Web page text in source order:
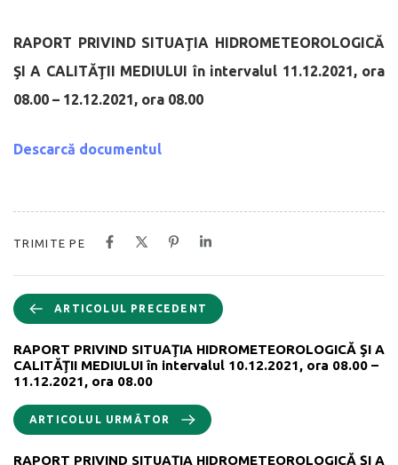
RAPORT PRIVIND SITUAŢIA HIDROMETEOROLOGICĂ
ŞI A CALITĂŢII MEDIULUI în intervalul 11.12.2021, ora
08.00 – 12.12.2021, ora 08.00
Descarcă documentul
TRIMITE PE
ARTICOLUL PRECEDENT
RAPORT PRIVIND SITUAŢIA HIDROMETEOROLOGICĂ ŞI A
CALITĂŢII MEDIULUI în intervalul 10.12.2021, ora 08.00 –
11.12.2021, ora 08.00
ARTICOLUL URMĂTOR
RAPORT PRIVIND SITUAŢIA HIDROMETEOROLOGICĂ ŞI A